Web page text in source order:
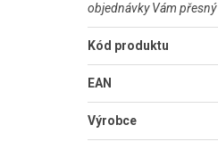
objednávky Vám
Kód produktu
EAN
Výrobce